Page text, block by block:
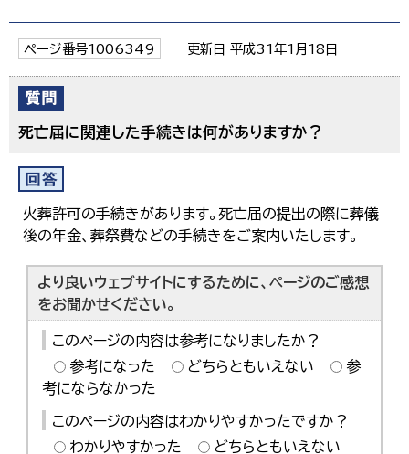
ページ番号1006349 更新日 平成31年1月18日
死亡届に関連した手続きは何がありますか？
火葬許可の手続きがあります。死亡届の提出の際に葬儀
後の年金、葬祭費などの手続きをご案内いたします。
より良いウェブサイトにするために、ページのご感想
をお聞かせください。
このページの内容は参考になりましたか？
参考になった
どちらともいえない
参
考にならなかった
このページの内容はわかりやすかったですか？
わかりやすかった
どちらともいえない